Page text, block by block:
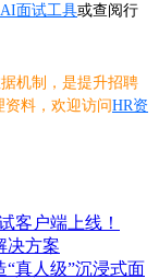
面试工具或查阅行
机制，是提升招聘
资料，欢迎访问HR资
客户端上线！
决方案
真人级”沉浸式面